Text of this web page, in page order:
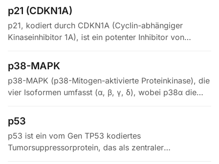
Seneszenz erzwingt. Seine Expression…
p21 (CDKN1A)
p21, kodiert durch CDKN1A (Cyclin-abhängiger
Kinaseinhibitor 1A), ist ein potenter Inhibitor von
vermittelt einen Zellzyklusarrest…
p38-MAPK
p38-MAPK (p38-Mitogen-aktivierte Proteinkinase), die
vier Isoformen umfasst (α, β, γ, δ), wobei p38α die
bezeichnet eine…
p53
p53 ist ein vom Gen TP53 kodiertes
Tumorsuppressorprotein, das als zentraler